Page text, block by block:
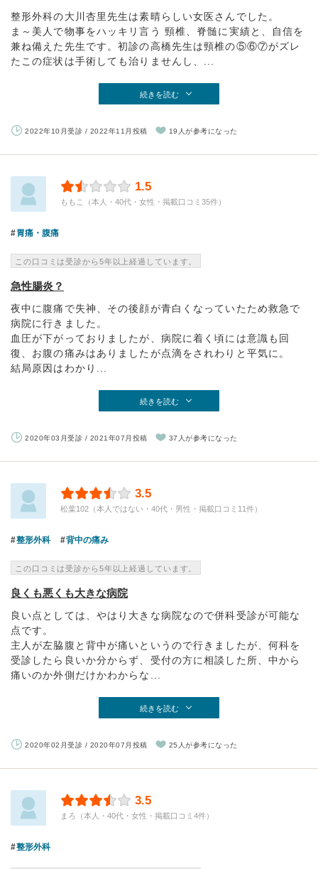
整形外科の大川杏里先生は素晴らしい女医さんでした。
ま～美人で物事をハッキリ言う 頸椎、脊髄に実績と、自信を
兼ね備えた先生です。初診の高橋先生は頸椎の⑤⑥⑦がズレ
たこの症状は手術しても治りませんし、...
続きを読む
2022年10月受診 / 2022年11月投稿 19人が参考になった
1.5
ももこ（本人・40代・女性・掲載口コミ35件）
胃痛・腹痛
この口コミは受診から5年以上経過しています。
急性腸炎？
夜中に腹痛で失神、その後顔が青白くなっていたため救急で
病院に行きました。
血圧が下がっておりましたが、病院に着く頃には意識も回
復、お腹の痛みはありましたが点滴をされわりと平気に。
結局原因はわかり...
続きを読む
2020年03月受診 / 2021年07月投稿 37人が参考になった
3.5
松葉102（本人ではない・40代・男性・掲載口コミ11件）
整形外科 背中の痛み
この口コミは受診から5年以上経過しています。
良くも悪くも大きな病院
良い点としては、やはり大きな病院なので併科受診が可能な
点です。
主人が左脇腹と背中が痛いというので行きましたが、何科を
受診したら良いか分からず、受付の方に相談した所、中から
痛いのか外側だけかわからな...
続きを読む
2020年02月受診 / 2020年07月投稿 25人が参考になった
3.5
まろ（本人・40代・女性・掲載口コミ4件）
整形外科